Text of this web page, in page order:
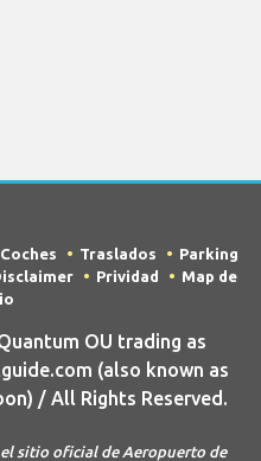
Traslados
Parking
Prividad
Map de
OU trading as
(also known as
/ All Rights Reserved.
el sitio oficial de Aeropuerto de